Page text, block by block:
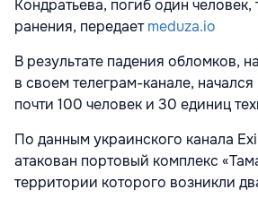
Кондратьева, погиб один
ранения, передаетmeduza.io
В результате падения обломков,
в своем телеграм-канале,
почти 100 человек и 30 единиц
По данным украинского канала
атакован портовый комплекс
территории которого возникли